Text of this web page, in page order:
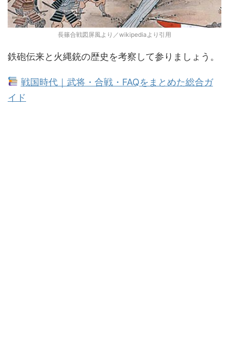
長篠合戦図屏風より／wikipediaより引用
鉄砲伝来と火縄銃の歴史を考察して参りましょう。
戦国時代｜武将・合戦・FAQをまとめた総合ガ
イド